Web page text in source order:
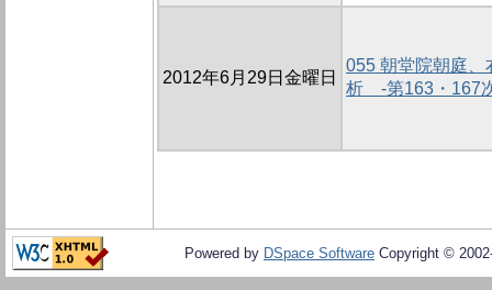
2012年6月29日金曜日
055 朝堂院朝庭、
析 -第163・167
Powered by DSpace Software Copyright ©